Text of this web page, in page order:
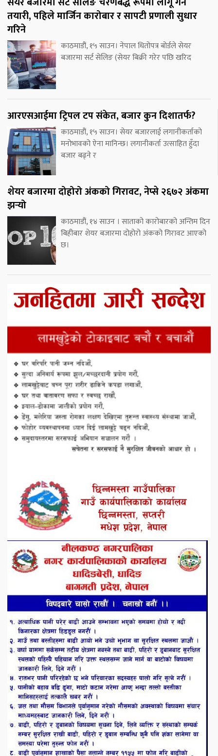
तयारी, पहिले मार्जिन कारोबार र सापटी प्रणाली सुधार
गरिने
काठमाडौं, १५ साउन। नेपाल धितोपत्र बोर्डले सेयर
बजारमा सर्ट सेलिङ (सेयर बिक्री गरेर पछि खरिद
आरएसआईमा ट्रिपल टप संकेत, बजार कुन दिशातर्फ?
काठमाडौं, १५ साउन। सेयर बजारलाई लगानीकर्ताको
मनोभावको ऐना मानिन्छ। लगानीकर्ता उत्साहित हुँदा
बजार बढ्ने र
शेयर बजारमा दोहोरो अंकको गिरावट, नेप्से २६७२ अंकमा
झर्‍यो
काठमाडौं, १४ साउन । साताको कारोबारको अन्तिम दिन
बिहीबार शेयर बजारमा दोहोरो अंकको गिरावट आएको
छ।